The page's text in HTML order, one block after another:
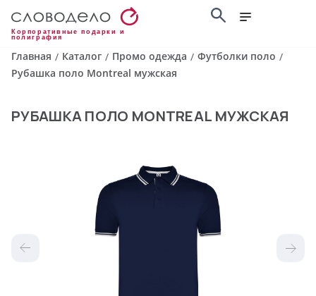
Корпоративные подарки и
полиграфия
Главная / Каталог / Промо одежда / Футболки поло /
Рубашка поло Montreal мужская
РУБАШКА ПОЛО MONTREAL МУЖСКАЯ